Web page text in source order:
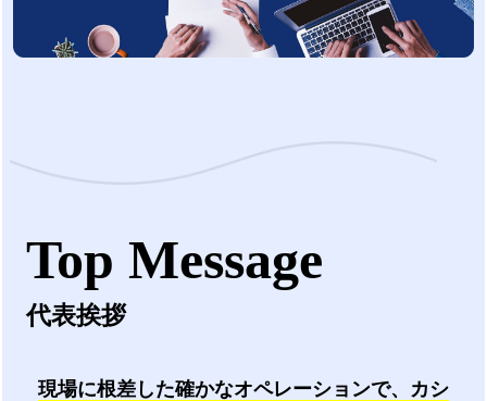
Top Message
代表挨拶
現場に根差した確かなオペレーションで、カシ